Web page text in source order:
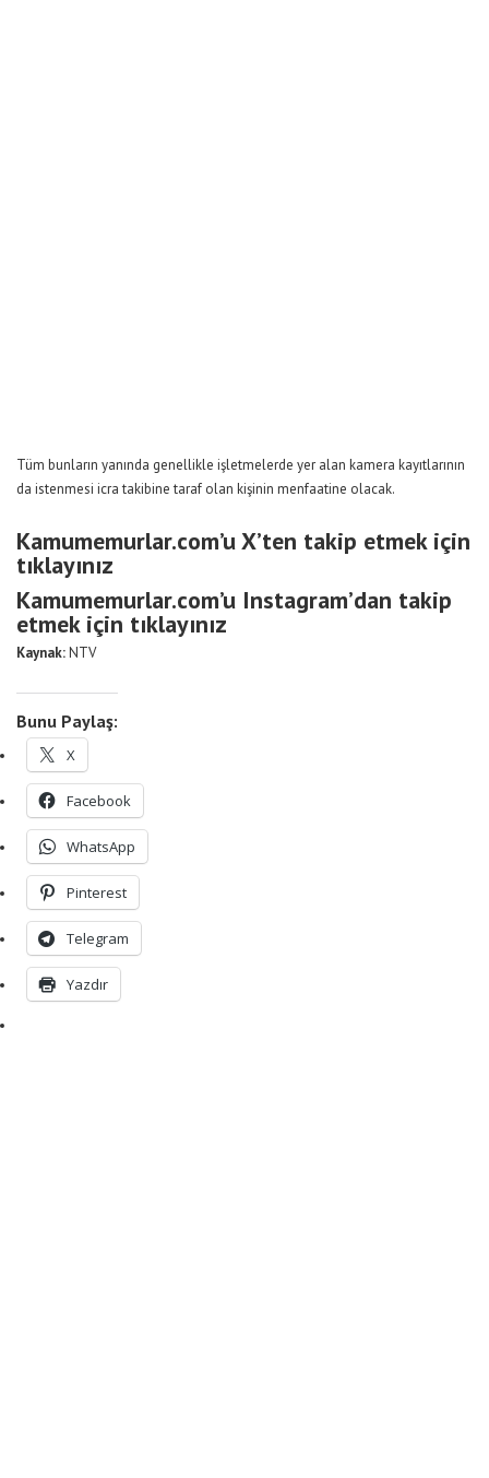
Tüm bunların yanında genellikle işletmelerde yer alan kamera kayıtlarının
da istenmesi icra takibine taraf olan kişinin menfaatine olacak.
Kamumemurlar.com’u X’ten takip etmek için
tıklayınız
Kamumemurlar.com’u Instagram’dan takip
etmek için tıklayınız
Kaynak:NTV
Bunu Paylaş:
X
Facebook
WhatsApp
Pinterest
Telegram
Yazdır